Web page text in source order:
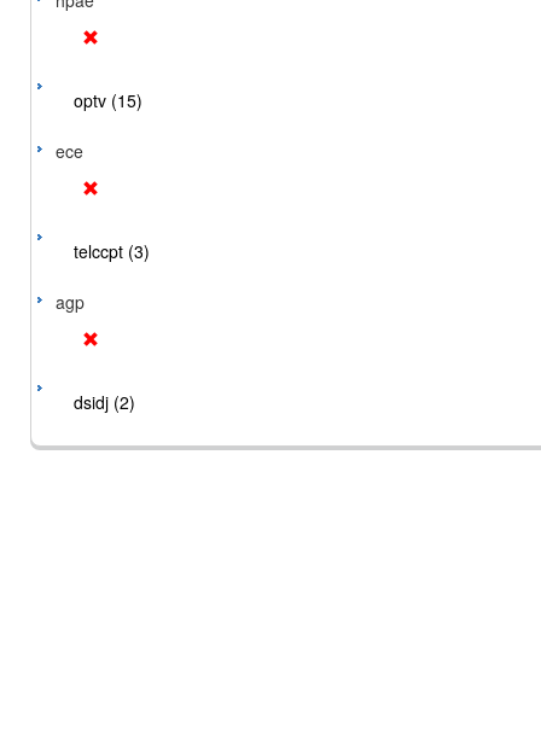
optv (15)
ece
telccpt (3)
agp
dsidj (2)